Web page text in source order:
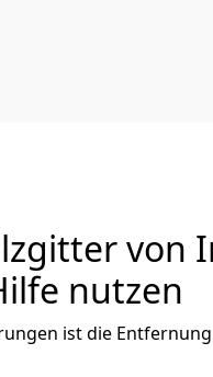
von
nutzen
ist die